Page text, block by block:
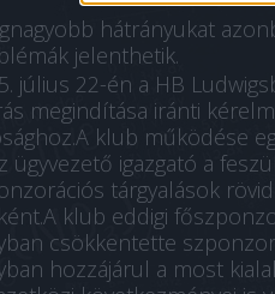
hátrányukat
jelenthetik.
július 22-én a HB
megindítása iránti
klub működése
ügyvezető igazgató a
tárgyalások
klub eddigi
csökkentette
hozzájárul a most